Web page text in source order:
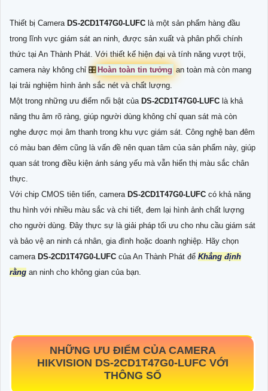
Thiết bị Camera DS-2CD1T47G0-LUFC là một sản phẩm hàng đầu
trong lĩnh vực giám sát an ninh, được sản xuất và phân phối chính
thức tại An Thành Phát. Với thiết kế hiện đại và tính năng vượt trội,
camera này không chỉ 🎛 Hoàn toàn tin tưởng an toàn mà còn mang
lại trải nghiệm hình ảnh sắc nét và chất lượng.
Một trong những ưu điểm nổi bật của DS-2CD1T47G0-LUFC là khả
năng thu âm rõ ràng, giúp người dùng không chỉ quan sát mà còn
nghe được mọi âm thanh trong khu vực giám sát. Công nghệ ban đêm
có màu ban đêm cũng là vấn đề nên quan tâm của sản phẩm này, giúp
quan sát trong điều kiện ánh sáng yếu mà vẫn hiển thị màu sắc chân
thực.
Với chip CMOS tiên tiến, camera DS-2CD1T47G0-LUFC có khả năng
thu hình với nhiều màu sắc và chi tiết, đem lại hình ảnh chất lượng
cho người dùng. Đây thực sự là giải pháp tối ưu cho nhu cầu giám sát
và bảo vệ an ninh cá nhân, gia đình hoặc doanh nghiệp. Hãy chọn
camera DS-2CD1T47G0-LUFC của An Thành Phát để Khẳng định
rằng an ninh cho không gian của bạn.
NHỮNG ƯU ĐIỂM CỦA CAMERA
HIKVISION DS-2CD1T47G0-LUFC VỚI
THÔNG SỐ